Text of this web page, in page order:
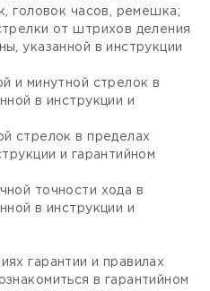
головок часов, ремешка;
от штрихов деления
указанной в инструкции
и минутной стрелок в
в инструкции и
стрелок в пределах
и гарантийном
точности хода в
в инструкции и
гарантии и правилах
в гарантийном